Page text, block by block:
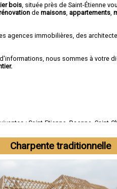
bois , située près de Saint-Étienne
demaisons appartements ,
agences immobilières, des
nous sommes à votre
:Saint-Etienne ,Roanne ,Saint-
Charpente traditionnelle